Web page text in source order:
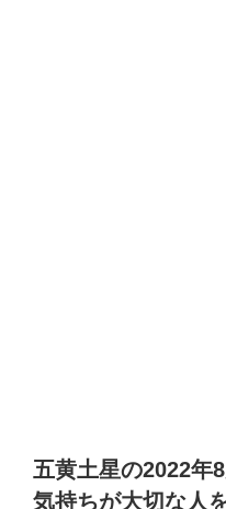
五黄土星の2022年
気持ちが大切な人